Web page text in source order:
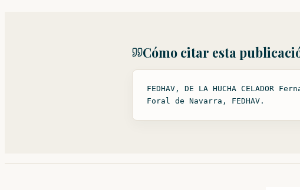
Cómo citar esta
FEDHAV, DE LA HUCHA
Foral de Navarra, FEDHAV.